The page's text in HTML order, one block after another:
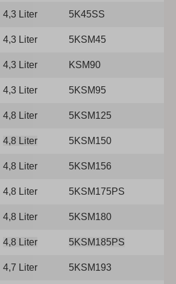
4,3 Liter 5K45SS
4,3 Liter 5KSM45
4,3 Liter KSM90
4,3 Liter 5KSM95
4,8 Liter 5KSM125
4,8 Liter 5KSM150
4,8 Liter 5KSM156
4,8 Liter 5KSM175PS
4,8 Liter 5KSM180
4,8 Liter 5KSM185PS
4,7 Liter 5KSM193